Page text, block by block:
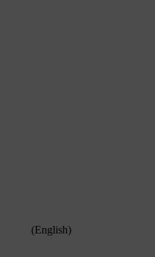
(English)